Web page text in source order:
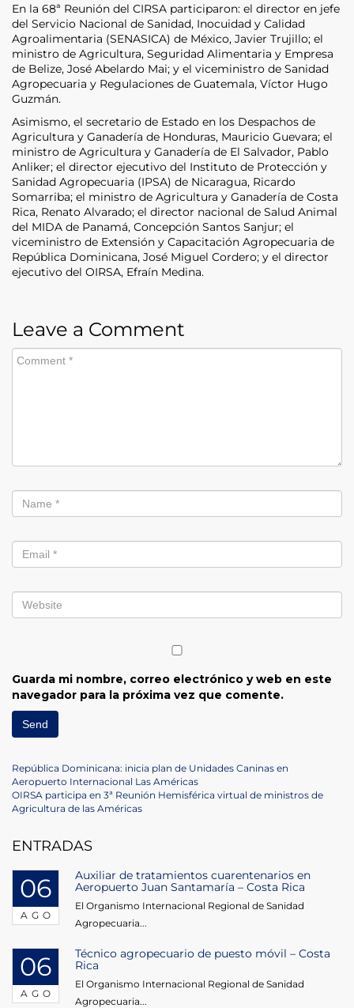
En la 68ª Reunión del CIRSA participaron: el director en jefe
del Servicio Nacional de Sanidad, Inocuidad y Calidad
Agroalimentaria (SENASICA) de México, Javier Trujillo; el
ministro de Agricultura, Seguridad Alimentaria y Empresa
de Belize, José Abelardo Mai; y el viceministro de Sanidad
Agropecuaria y Regulaciones de Guatemala, Víctor Hugo
Guzmán.
Asimismo, el secretario de Estado en los Despachos de
Agricultura y Ganadería de Honduras, Mauricio Guevara; el
ministro de Agricultura y Ganadería de El Salvador, Pablo
Anliker; el director ejecutivo del Instituto de Protección y
Sanidad Agropecuaria (IPSA) de Nicaragua, Ricardo
Somarriba; el ministro de Agricultura y Ganadería de Costa
Rica, Renato Alvarado; el director nacional de Salud Animal
del MIDA de Panamá, Concepción Santos Sanjur; el
viceministro de Extensión y Capacitación Agropecuaria de
República Dominicana, José Miguel Cordero; y el director
ejecutivo del OIRSA, Efraín Medina.
Leave a Comment
Guarda mi nombre, correo electrónico y web en este
navegador para la próxima vez que comente.
Navegación
de
Previous
Post
República Dominicana: inicia plan de Unidades Caninas en
Aeropuerto Internacional Las Américas
Next
Post
OIRSA participa en 3ª Reunión Hemisférica virtual de ministros de
Agricultura de las Américas
ENTRADAS
06
AGO
Auxiliar de tratamientos cuarentenarios en
Aeropuerto Juan Santamaría – Costa Rica
El Organismo Internacional Regional de Sanidad
Agropecuaria...
06
AGO
Técnico agropecuario de puesto móvil – Costa
Rica
El Organismo Internacional Regional de Sanidad
Agropecuaria...